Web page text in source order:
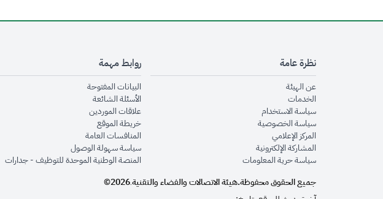
نظرة عامة
عن الهيئةopens in new window
الخدماتopens in new window
سياسة الاستخدامopens in new window
سياسة الخصوصيةopens in new window
المركز الإعلاميopens in new window
المشاركة الإلكترونيةopens in new window
سياسة حرية المعلوماتopens in new window
روابط مهمة
البيانات المفتوحةopens in new window
الأسئلة الشائعةopens in new window
علاقات الموردينopens in new window
خريطة الموقعopens in new window
المنافسات العامةopens in new window
سياسة سهولة الوصولin new window
المنصة الوطنية الموحدة للتوظيف - جدارات
جميع الحقوق محفوظة.هيئة الاتصالات والفضاء والتقنية.
2026©